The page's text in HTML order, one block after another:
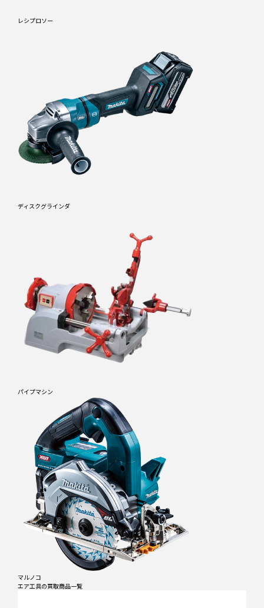
レシプロソー
ディスクグラインダ
パイプマシン
マルノコ
エア工具の買取商品一覧